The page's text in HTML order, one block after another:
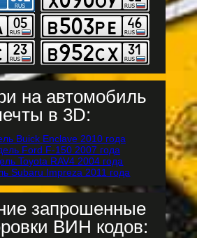
на автомобиль
в 3D:
запрошенные
ВИН кодов: